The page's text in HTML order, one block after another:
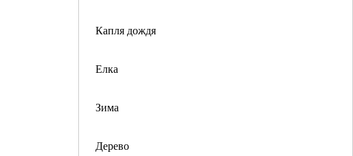
Капля дождя
Елка
Зима
Дерево